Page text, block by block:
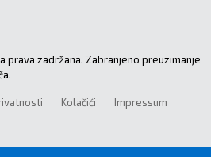
prava zadržana. Zabranjeno preuzimanje
Kolačići Impressum